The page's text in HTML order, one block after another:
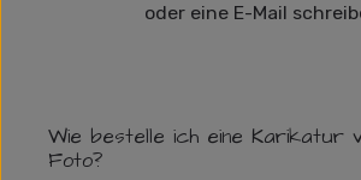
oder eine E-Mail
Wie bestelle ich eine Karikatur
Foto?